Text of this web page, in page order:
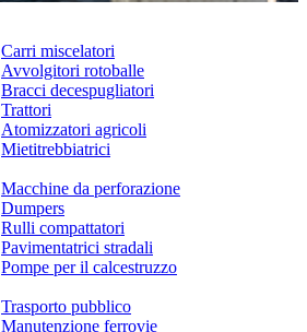
Carri miscelatori
Avvolgitori rotoballe
Bracci decespugliatori
Trattori
Atomizzatori agricoli
Mietitrebbiatrici
Macchine da perforazione
Dumpers
Rulli compattatori
Pavimentatrici stradali
Pompe per il calcestruzzo
Trasporto pubblico
Manutenzione ferrovie